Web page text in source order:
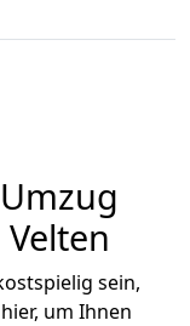
sein,
um Ihnen